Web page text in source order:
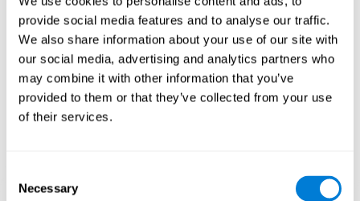
provide social media features and to analyse our traffic.
We also share information about your use of our site with
our social media, advertising and analytics partners who
may combine it with other information that you’ve
provided to them or that they’ve collected from your use
of their services.
Selection
Necessary
mejoren las funciones cognitivas. En el juego Space Rescue se
busca estimular capacidades relacionadas con la estimación y
percepción espacial.
1ª SEMANA 2ª SEMANA 3ª SEMANA